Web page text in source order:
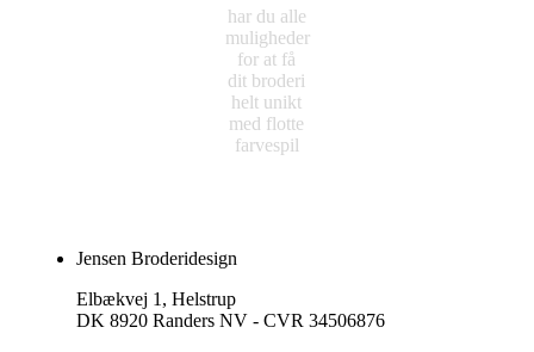
har du alle
muligheder
for at få
dit broderi
helt unikt
med flotte
farvespil
Jensen Broderidesign
Elbækvej 1, Helstrup
DK 8920 Randers NV - CVR 34506876